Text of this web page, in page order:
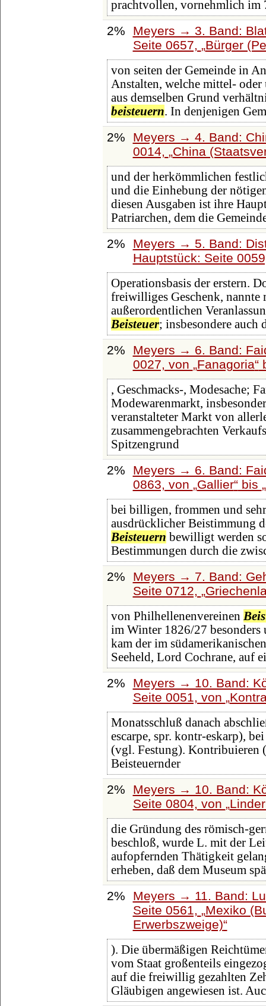
prachtvollen, vornehmlich im
2%
Meyers → 3. Band:
Seite 0657,
Bürger
von seiten der Gemeinde in
Anstalten, welche mittel-
aus demselben Grund
beisteuern. In denjenigen
2%
Meyers → 4. Band:
0014,
China
und der herkömmlichen
und die Einhebung der
diesen Ausgaben ist ihre
Patriarchen, dem die
2%
Meyers → 5. Band:
Hauptstück: Seite
Operationsbasis der erstern.
freiwilliges Geschenk,
außerordentlichen
Beisteuer; insbesondere auch
2%
Meyers → 6. Band:
0027, von Fanagoria
, Geschmacks-, Modesache;
Modewarenmarkt,
veranstalteter Markt von
zusammengebrachten
Spitzengrund
2%
Meyers → 6. Band:
0863, von Gallier bis
bei billigen, frommen und
ausdrücklicher Beistimmung
Beisteuern bewilligt werden
Bestimmungen durch die
2%
Meyers → 7. Band:
Seite 0712,
von Philhellenenvereinen
im Winter 1826/27
kam der im
Seeheld, Lord Cochrane, auf
2%
Meyers → 10. Band:
Seite 0051, von
Monatsschluß danach
escarpe, spr. kontr-eskarp),
(vgl. Festung). Kontribuieren
Beisteuernder
2%
Meyers → 10. Band:
Seite 0804, von
die Gründung des römisch-
beschloß, wurde L. mit der
aufopfernden Thätigkeit
erheben, daß dem Museum
2%
Meyers → 11. Band:
Seite 0561,
Mexiko
Erwerbszweige)
). Die übermäßigen
vom Staat großenteils
auf die freiwillig gezahlten
Gläubigen angewiesen ist.